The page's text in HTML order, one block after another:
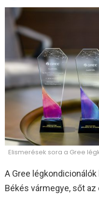
Elismerések sora a Gree
A Gree
Békés vármegye, sőt